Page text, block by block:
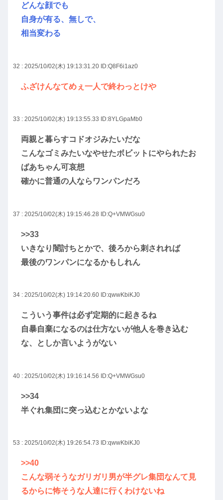
どんな顔でも
自身が有る、無しで、
相当変わる
32 : 2025/10/02(木) 19:13:31.20 ID:Q8F6i1az0
ふざけんなてめぇ一人で終わっとけや
33 : 2025/10/02(木) 19:13:55.33 ID:8YLGpaMb0
両親と暮らすコドオジみたいだな
こんなゴミみたいなやせたボビットにやられたお
ばあちゃん可哀想
確かに普通の人ならワンパンだろ
37 : 2025/10/02(木) 19:15:46.28 ID:Q+VMWGsu0
>>33
いきなり闇討ちとかで、後ろから刺されれば
最後のワンパンになるかもしれん
34 : 2025/10/02(木) 19:14:20.60 ID:qwwKbiKJ0
こういう事件は必ず定期的に起きるね
自暴自棄になるのは仕方ないが他人を巻き込む
な、としか言いようがない
40 : 2025/10/02(木) 19:16:14.56 ID:Q+VMWGsu0
>>34
半ぐれ集団に突っ込むとかないよな
53 : 2025/10/02(木) 19:26:54.73 ID:qwwKbiKJ0
>>40
こんな弱そうなガリガリ男が半グレ集団なんて見
るからに怖そうな人達に行くわけないね